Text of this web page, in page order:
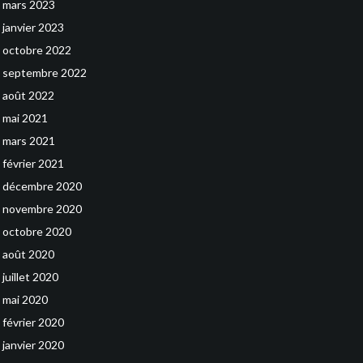
mars 2023
janvier 2023
octobre 2022
septembre 2022
août 2022
mai 2021
mars 2021
février 2021
décembre 2020
novembre 2020
octobre 2020
août 2020
juillet 2020
mai 2020
février 2020
janvier 2020